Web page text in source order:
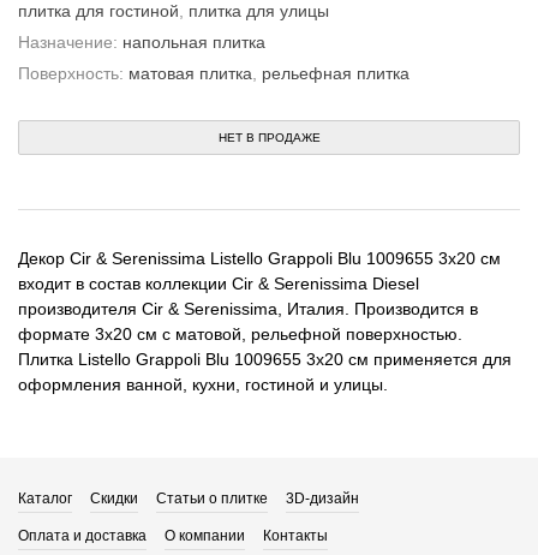
плитка для гостиной
плитка для улицы
Назначение: напольная плитка
Поверхность: матовая плитка рельефная плитка
НЕТ В ПРОДАЖЕ
Декор Cir & Serenissima Listello Grappoli Blu 1009655 3x20 см
входит в состав коллекции Cir & Serenissima Diesel
производителя Cir & Serenissima, Италия. Производится в
формате 3x20 см с матовой, рельефной поверхностью.
Плитка Listello Grappoli Blu 1009655 3x20 см применяется для
оформления ванной, кухни, гостиной и улицы.
Каталог Скидки Статьи о плитке 3D-дизайн
Оплата и доставка О компании Контакты